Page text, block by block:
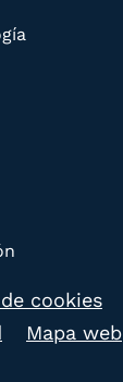
cookies
Mapa web